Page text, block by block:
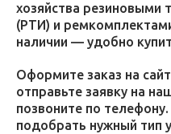
хозяйства резиновыми
(РТИ) и
наличии — удобно
Оформите заказ на
отправьте заявку на
позвоните по
подобрать нужный тип